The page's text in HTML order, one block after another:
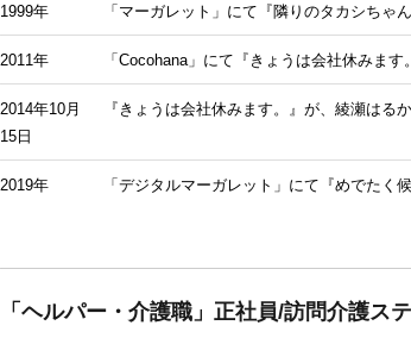
1999年 「マーガレット」にて『隣りのタカシちゃ
2011年 「Cocohana」にて『きょうは会社休みます
2014年10月
15日
『きょうは会社休みます。』が、綾瀬はる
2019年 「デジタルマーガレット」にて『めでたく
「ヘルパー・介護職」正社員/訪問介護ス